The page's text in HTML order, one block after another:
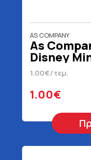
AS COMPANY
As
Disney
Για 3+
1.00€/τεμ.
1.00€